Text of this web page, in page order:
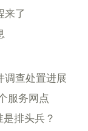
来了
调查处置进展
服务网点
排头兵？